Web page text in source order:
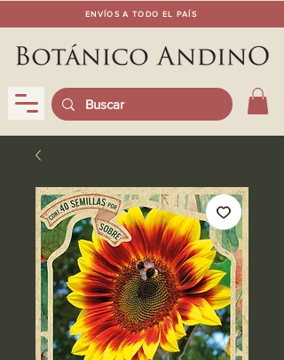
ENVÍOS A TODO EL PAÍS